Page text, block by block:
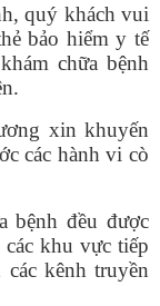
quý khách vui
bảo hiểm y tế
chữa bệnh
xin khuyến
các hành vi cò
bệnh đều được
khu vực tiếp
kênh truyền